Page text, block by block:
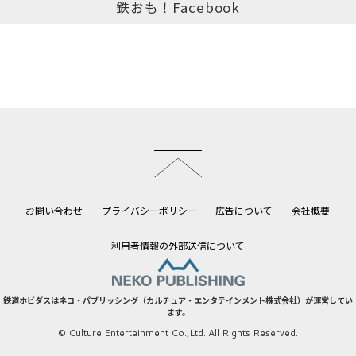
鉄おも！Facebook
お問い合わせ プライバシーポリシー 広告について 会社概要
利用者情報の外部送信について
鉄道ホビダスはネコ・パブリッシング（カルチュア・エンタテインメント株式会社）が運営してい
ます。
© Culture Entertainment Co.,Ltd. All Rights Reserved.